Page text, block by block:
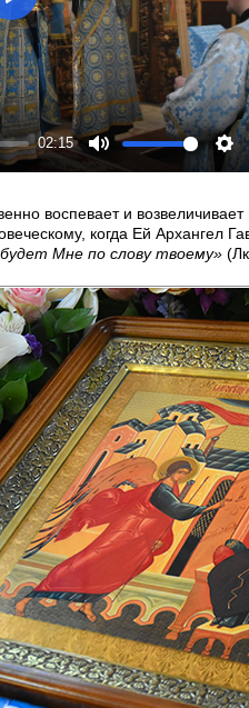
02:15
Mute
Play
воспевает и
когда Ей Архангел
Мне по слову твоему»